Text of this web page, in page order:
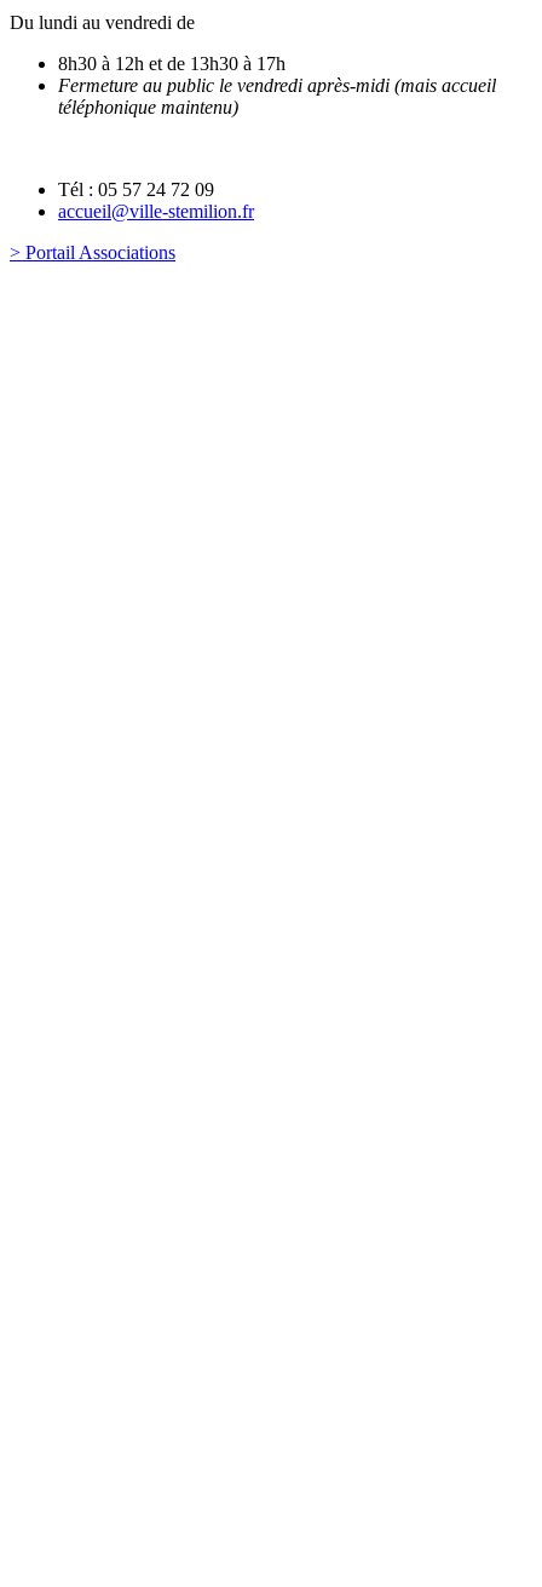
Du lundi au vendredi de
8h30 à 12h et de 13h30 à 17h
Fermeture au public le vendredi après-midi (mais accueil
téléphonique maintenu)
Tél : 05 57 24 72 09
accueil@ville-stemilion.fr
> Portail Associations